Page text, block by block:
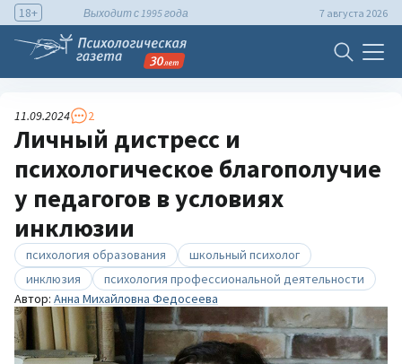
18+ Выходит с 1995 года 7 августа 2026
11.09.2024 2
Личный дистресс и
психологическое благополучие
у педагогов в условиях
инклюзии
психология образования
школьный психолог
инклюзия
психология профессиональной деятельности
Автор: Анна Михайловна Федосеева